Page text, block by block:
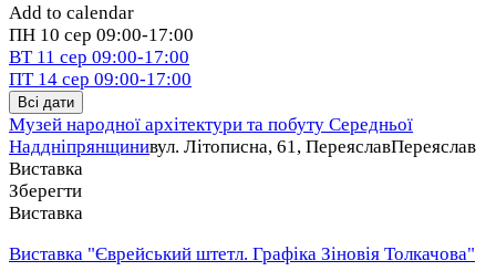
Add to calendar
ПН 10 сер 09:00-17:00
ВТ 11 сер 09:00-17:00
ПТ 14 сер 09:00-17:00
Всі дати
Музей народної архітектури та побуту Середньої
Наддніпрянщинивул. Літописна, 61, ПереяславПереяслав
Виставка
Зберегти
Виставка
Виставка "Єврейський штетл. Графіка Зіновія Толкачова"